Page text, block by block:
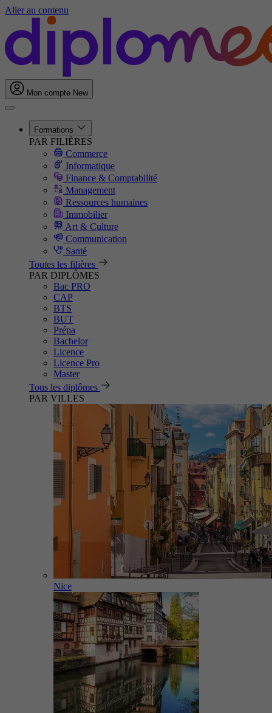
Aller au contenu
Mon compte New
Formations
PAR FILIÈRES
Commerce
Informatique
Finance & Comptabilité
Management
Ressources humaines
Immobilier
Art & Culture
Communication
Santé
Toutes les filières
PAR DIPLÔMES
Bac PRO
CAP
BTS
BUT
Prépa
Bachelor
Licence
Licence Pro
Master
Tous les diplômes
PAR VILLES
Nice